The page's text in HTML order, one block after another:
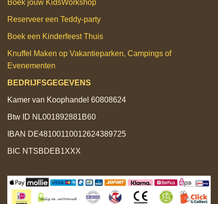
Boek jouw KidsWorkshop
Reserveer een Teddy‑party
Boek een Kinderfeest Thuis
Knuffel Maken op Vakantieparken, Campings of
Evenementen
BEDRIJFSGEGEVENS
Kamer van Koophandel 60808624
Btw ID NL001892881B60
IBAN DE48100110012624389725
BIC NTSBDEB1XXX